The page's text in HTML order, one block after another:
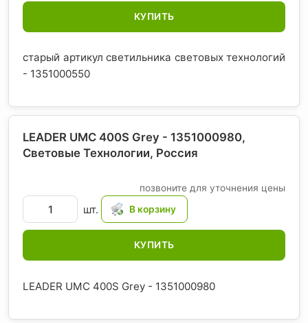
КУПИТЬ
старый артикул светильника световых технологий
- 1351000550
LEADER UMC 400S Grey - 1351000980,
Световые Технологии, Россия
позвоните для уточнения цены
шт.
КУПИТЬ
LEADER UMC 400S Grey - 1351000980